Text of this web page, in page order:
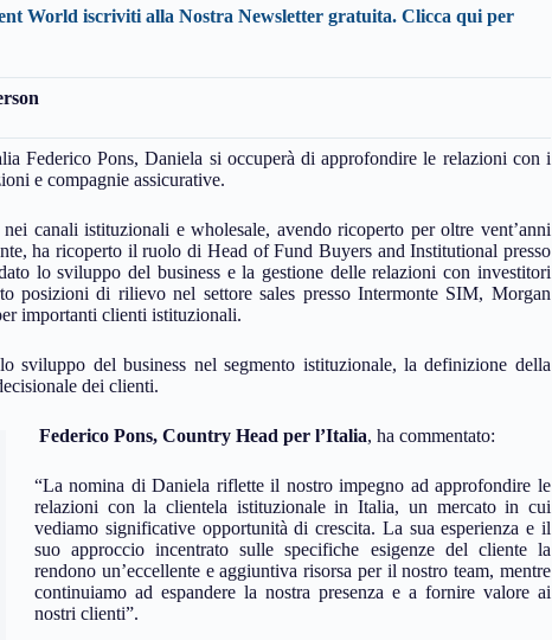
World iscriviti alla Nostra Newsletter gratuita. Clicca qui per
Federico Pons, Daniela si occuperà di approfondire le relazioni con i
e compagnie assicurative.
canali istituzionali e wholesale, avendo ricoperto per oltre vent’anni
ha ricoperto il ruolo di Head of Fund Buyers and Institutional presso
lo sviluppo del business e la gestione delle relazioni con investitori
posizioni di rilievo nel settore sales presso Intermonte SIM, Morgan
importanti clienti istituzionali.
sviluppo del business nel segmento istituzionale, la definizione della
dei clienti.
Federico Pons, Country Head per l’Italia, ha commentato:
“La nomina di Daniela riflette il nostro impegno ad approfondire le
relazioni con la clientela istituzionale in Italia, un mercato in cui
vediamo significative opportunità di crescita. La sua esperienza e il
suo approccio incentrato sulle specifiche esigenze del cliente la
rendono un’eccellente e aggiuntiva risorsa per il nostro team, mentre
continuiamo ad espandere la nostra presenza e a fornire valore ai
nostri clienti”.